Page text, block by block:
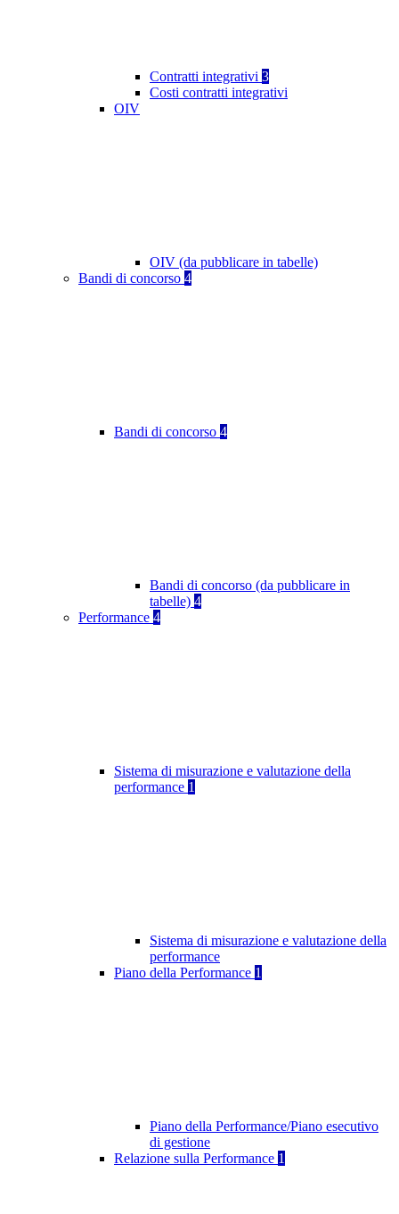
Contratti integrativi 3
Costi contratti integrativi
OIV
OIV (da pubblicare in tabelle)
Bandi di concorso 4
Bandi di concorso 4
Bandi di concorso (da pubblicare in
tabelle) 4
Performance 4
Sistema di misurazione e valutazione della
performance 1
Sistema di misurazione e valutazione della
performance
Piano della Performance 1
Piano della Performance/Piano esecutivo
di gestione
Relazione sulla Performance 1